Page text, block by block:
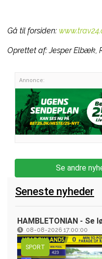
Gå til forsiden:
Oprettet af:Jesper Elbæk,
Annonce:
Se andre
Seneste nyheder
HAMBLETONIAN - Se
08-08-2026 17:00:00
SPORT